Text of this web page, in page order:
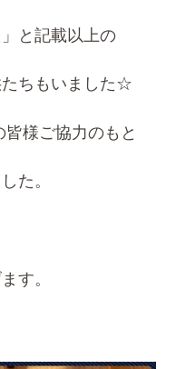
と記載以上の
たちもいました☆
様ご協力のもと
た。
す。